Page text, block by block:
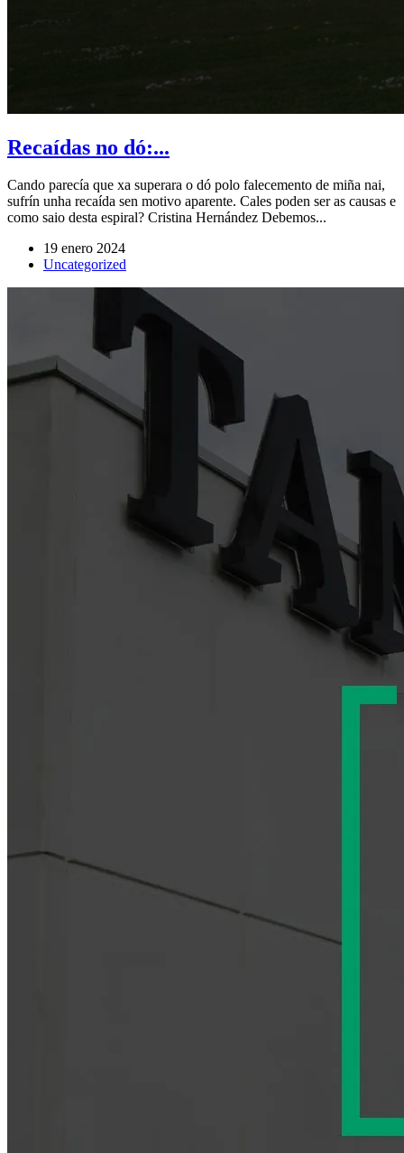
Recaídas no dó:...
Cando parecía que xa superara o dó polo falecemento de miña nai,
sufrín unha recaída sen motivo aparente. Cales poden ser as causas e
como saio desta espiral? Cristina Hernández Debemos...
19 enero 2024
Uncategorized